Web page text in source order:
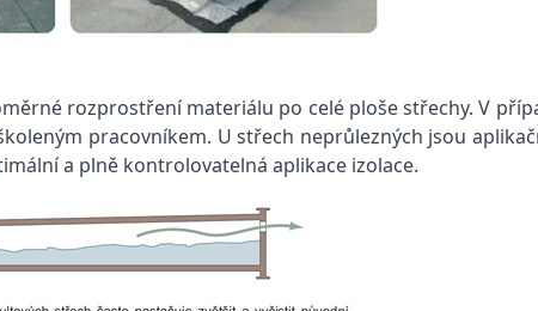
rozprostření materiálu po celé ploše střechy. V
pracovníkem. U střech neprůlezných jsou
a plně kontrolovatelná aplikace izolace.